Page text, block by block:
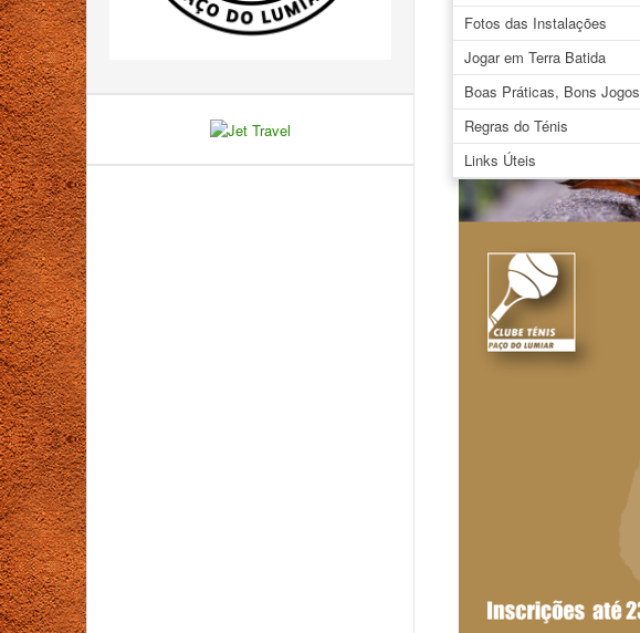
Fotos das Instalações
Jogar em Terra Batida
Boas Práticas, Bons Jogos
Regras do Ténis
Links Úteis